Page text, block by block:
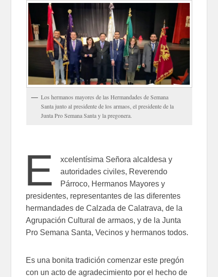
Los hermanos mayores de las Hermandades de Semana
Santa junto al presidente de los armaos, el presidente de la
Junta Pro Semana Santa y la pregonera.
E
xcelentísima Señora alcaldesa y
autoridades civiles, Reverendo
Párroco, Hermanos Mayores y
presidentes, representantes de las diferentes
hermandades de Calzada de Calatrava, de la
Agrupación Cultural de armaos, y de la Junta
Pro Semana Santa, Vecinos y hermanos todos.
Es una bonita tradición comenzar este pregón
con un acto de agradecimiento por el hecho de